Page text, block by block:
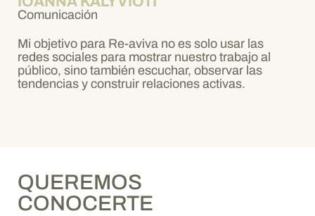
Comunicación
Mi objetivo para Re-aviva no es solo usar las
redes sociales para mostrar nuestro trabajo al
público, sino también escuchar, observar las
tendencias y construir relaciones activas.
QUEREMOS
CONOCERTE